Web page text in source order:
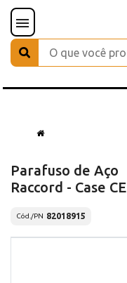
Parafuso de Aço
Raccord - Case CE
Cód./PN 82018915